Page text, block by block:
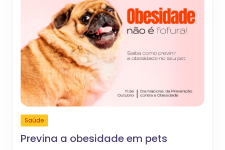
Saúde
Previna a obesidade em pets